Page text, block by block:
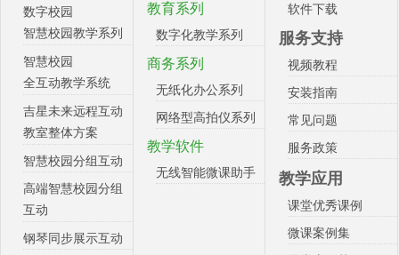
数字校园
智慧校园教学系列
智慧校园
全互动教学系统
吉星未来远程互动
教室整体方案
智慧校园分组互动
高端智慧校园分组
互动
钢琴同步展示互动
教育系列
数字化教学系列
商务系列
无纸化办公系列
网络型高拍仪系列
教学软件
无线智能微课助手
软件下载
服务支持
视频教程
安装指南
常见问题
服务政策
教学应用
课堂优秀课例
微课案例集